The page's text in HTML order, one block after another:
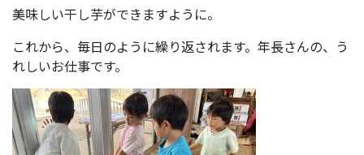
美味しい干し芋ができますように。
これから、毎日のように繰り返されます。年長さんの、う
れしいお仕事です。